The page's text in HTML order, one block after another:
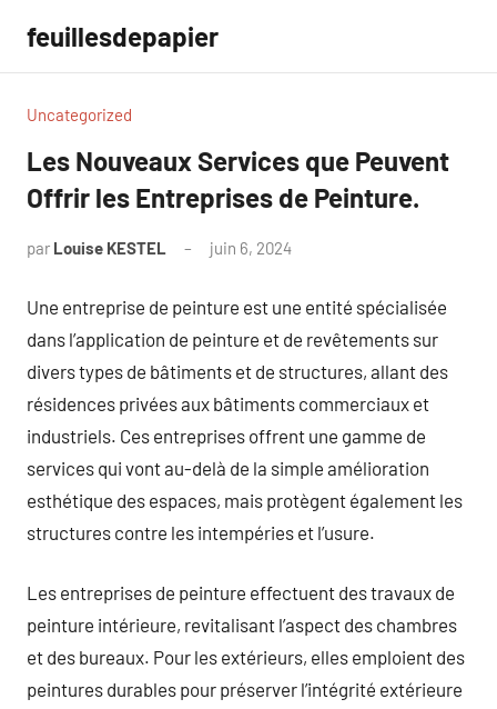
contenu
feuillesdepapier
Uncategorized
Les Nouveaux Services que Peuvent
Offrir les Entreprises de Peinture.
par Louise KESTEL juin 6, 2024
Une entreprise de peinture est une entité spécialisée
dans l’application de peinture et de revêtements sur
divers types de bâtiments et de structures, allant des
résidences privées aux bâtiments commerciaux et
industriels. Ces entreprises offrent une gamme de
services qui vont au-delà de la simple amélioration
esthétique des espaces, mais protègent également les
structures contre les intempéries et l’usure.
Les entreprises de peinture effectuent des travaux de
peinture intérieure, revitalisant l’aspect des chambres
et des bureaux. Pour les extérieurs, elles emploient des
peintures durables pour préserver l’intégrité extérieure